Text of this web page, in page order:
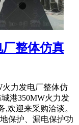
厂整体仿真
火力发电厂整体仿
港350MW火力发
欢迎来采购洽谈。
保护、漏电保护功